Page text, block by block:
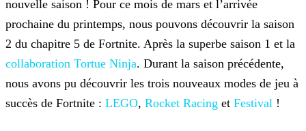
nouvelle saison ! Pour ce mois de mars et l’arrivée
prochaine du printemps, nous pouvons découvrir la saison
2 du chapitre 5 de Fortnite. Après la superbe saison 1 et la
collaboration Tortue Ninja. Durant la saison précédente,
nous avons pu découvrir les trois nouveaux modes de jeu à
succès de Fortnite : LEGO, Rocket Racing et Festival !